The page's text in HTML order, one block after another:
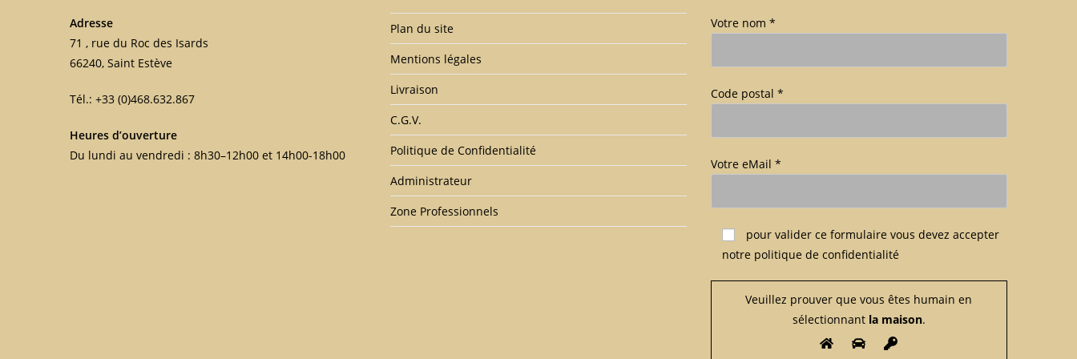
Adresse
71 , rue du Roc des Isards
66240, Saint Estève
Tél.: +33 (0)468.632.867
Heures d’ouverture
Du lundi au vendredi : 8h30–12h00 et 14h00-18h00
Plan du site
Mentions légales
Livraison
C.G.V.
Politique de Confidentialité
Administrateur
Zone Professionnels
Votre nom *
Code postal *
Votre eMail *
Veuillez laisser ce champ vide.
pour valider ce formulaire vous devez accepter
notre politique de confidentialité
Veuillez prouver que vous êtes humain en
sélectionnantla maison.